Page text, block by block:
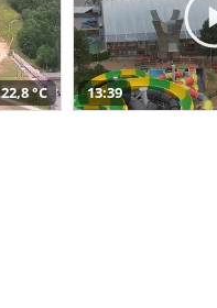
22,8 °C 13:39